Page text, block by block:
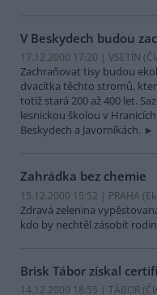
V Beskydech budou
17.12.2000 17:20 | VSETÍN (
Zachraňovat tisy budou
dvacítka těchto stromů,
totiž stará 200 až 400 let.
lesnickou školou v
Beskydech a Javorníkách.
Zahrádka bez chemie
15.12.2000 15:52 | PRAHA
Zdravá zelenina
kdo by nechtěl zásobit
Brisk Tábor získal
14.12.2000 18:55 | TÁBOR (